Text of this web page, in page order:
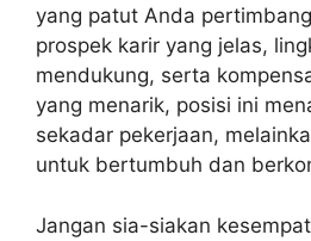
yang patut Anda
prospek karir yang jelas,
mendukung, serta
yang menarik, posisi ini
sekadar pekerjaan,
untuk bertumbuh dan
Jangan sia-siakan